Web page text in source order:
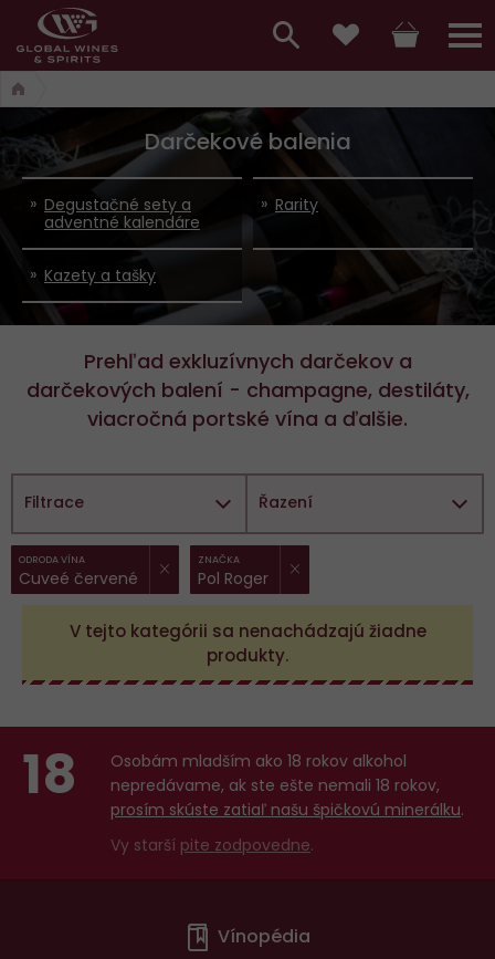
Hlavní
menu,
košík,
vyhledávání,
přihlášení
a
Darčekové balenia
Degustačné sety a
adventné kalendáre
Rarity
Kazety a tašky
Prehľad exkluzívnych darčekov a
darčekových balení - champagne, destiláty,
viacročná portské vína a ďalšie.
Filtrace
Vybrané
filtry:
ODRODA VÍNA
Cuveé červené
ZNAČKA
Pol Roger
Řazení
V tejto kategórii sa nenachádzajú žiadne
produkty.
18
Osobám mladším ako 18 rokov alkohol
nepredávame, ak ste ešte nemali 18 rokov,
prosím skúste zatiaľ našu špičkovú minerálku.
Vy starší pite zodpovedne.
Vínopédia